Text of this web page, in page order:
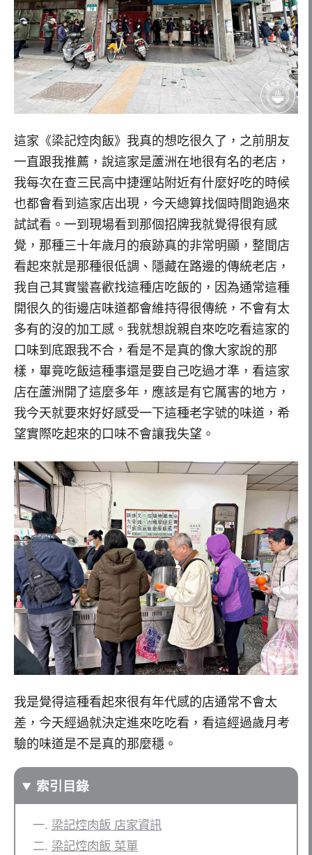
這家《梁記焢肉飯》我真的想吃很久了，之前朋友
一直跟我推薦，說這家是蘆洲在地很有名的老店，
我每次在查三民高中捷運站附近有什麼好吃的時候
也都會看到這家店出現，今天總算找個時間跑過來
試試看。一到現場看到那個招牌我就覺得很有感
覺，那種三十年歲月的痕跡真的非常明顯，整間店
看起來就是那種很低調、隱藏在路邊的傳統老店，
我自己其實蠻喜歡找這種店吃飯的，因為通常這種
開很久的街邊店味道都會維持得很傳統，不會有太
多有的沒的加工感。我就想說親自來吃吃看這家的
口味到底跟我不合，看是不是真的像大家說的那
樣，畢竟吃飯這種事還是要自己吃過才準，看這家
店在蘆洲開了這麼多年，應該是有它厲害的地方，
我今天就要來好好感受一下這種老字號的味道，希
望實際吃起來的口味不會讓我失望。
我是覺得這種看起來很有年代感的店通常不會太
差，今天經過就決定進來吃吃看，看這經過歲月考
驗的味道是不是真的那麼穩。
索引目錄
梁記焢肉飯 店家資訊
梁記焢肉飯 菜單